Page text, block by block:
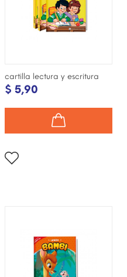
cartilla lectura y escritura
$ 5,90